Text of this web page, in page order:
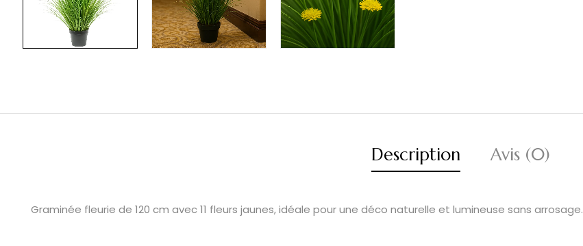
Description Avis (0)
Graminée fleurie de 120 cm avec 11 fleurs jaunes, idéale pour une déco naturelle et lumineuse sans arrosage.